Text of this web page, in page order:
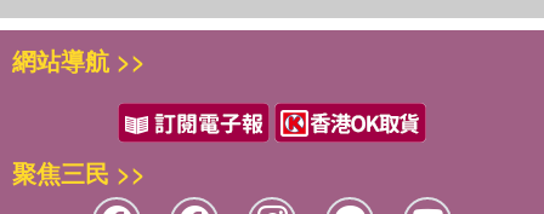
網站導航 >>
聚焦三民 >>